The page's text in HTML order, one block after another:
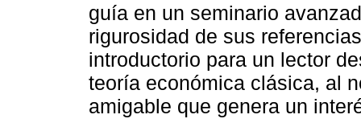
guía en un seminario
rigurosidad de sus
introductorio para un lector
teoría económica clásica, al
amigable que genera un